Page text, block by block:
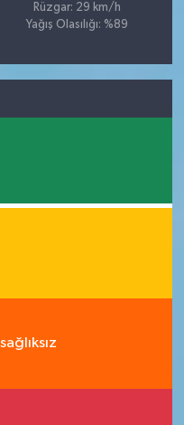
Rüzgar: 29 km/h
Yağış Olasılığı: %89